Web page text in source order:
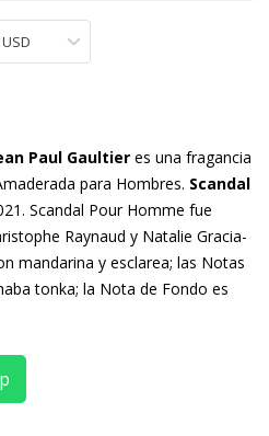
Paul Gaultier es una fragancia
para Hombres. Scandal
Scandal Pour Homme fue
Raynaud y Natalie Gracia-
mandarina y esclarea; las Notas
tonka; la Nota de Fondo es